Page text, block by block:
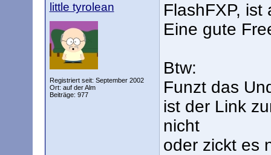
little tyrolean
Registriert seit: September 2002
Ort: auf der Alm
Beiträge: 977
FlashFXP,
Eine gute
Btw:
Funzt das
ist der Link
nicht
oder zickt es